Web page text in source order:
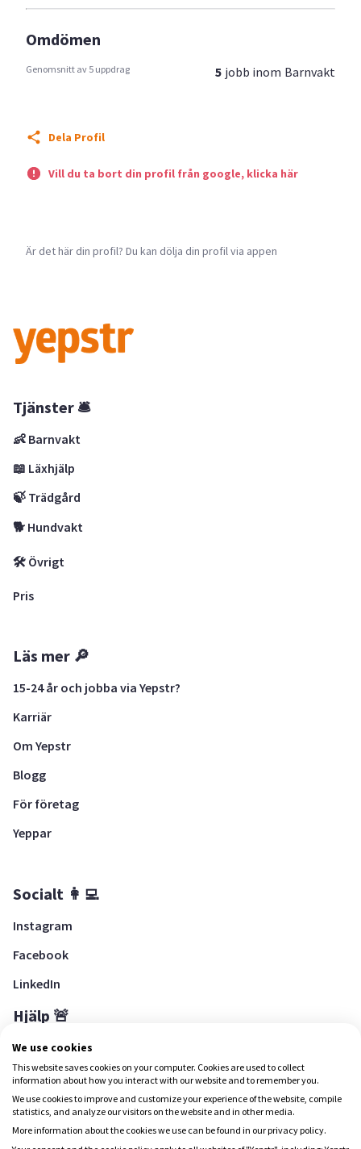
Omdömen
Genomsnitt av 5 uppdrag 5 jobb inom Barnvakt
Dela Profil
Vill du ta bort din profil från google, klicka här
Är det här din profil? Du kan dölja din profil via appen
Tjänster 🛎
👶 Barnvakt
📖 Läxhjälp
🍃 Trädgård
🐕 Hundvakt
🛠 Övrigt
Pris
Läs mer 🔎
15-24 år och jobba via Yepstr?
Karriär
Om Yepstr
Blogg
För företag
Yeppar
Socialt 👩‍💻
Instagram
Facebook
LinkedIn
Hjälp 🚨
Hjälpcenter
Ladda ned Yepstr
We use cookies
This website saves cookies on your computer. Cookies are used to collect
information about how you interact with our website and to remember you.
We use cookies to improve and customize your experience of the website, compile
statistics, and analyze our visitors on the website and in other media.
More information about the cookies we use can be found in our privacy policy.